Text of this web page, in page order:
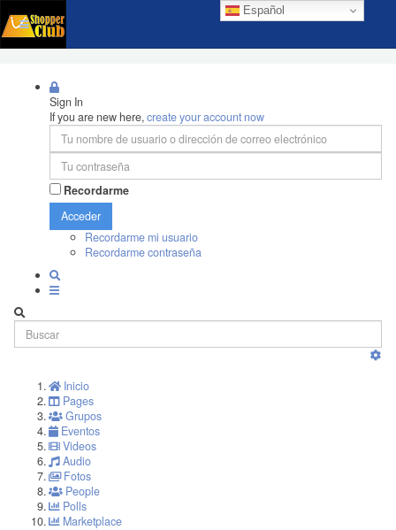
Español
Sign In
If you are new here,create your account now
Recordarme
Acceder
Recordarme mi usuario
Recordarme contraseña
Inicio
Pages
Grupos
Eventos
Videos
Audio
Fotos
People
Polls
Marketplace